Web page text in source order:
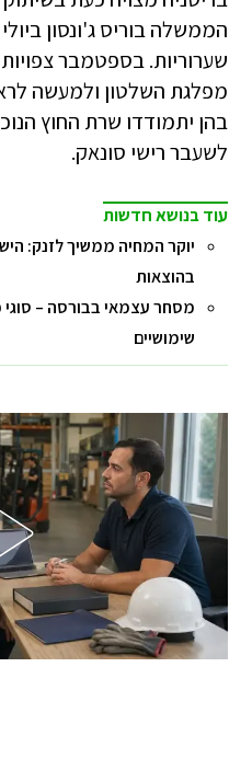
הממשלה בוריס ג'ונסון
שערוריות. בספטמבר
מפלגת השלטון ולמעשה
בהן יתמודדו שרת החוץ
לשעבר רישי סונאק.
עוד בנושא חדשות
יוקר המחיה ממשיך לזנק:
בהוצאות
מסחר עצמאי בבורסה – סוגי
שימושיים